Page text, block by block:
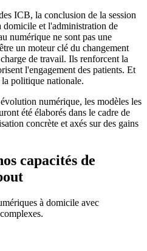
ICB, la conclusion de la session
domicile et l'administration de
numérique ne sont pas une
un moteur clé du changement
de travail. Ils renforcent la
l'engagement des patients. Et
politique nationale.
numérique, les modèles les
été élaborés dans le cadre de
concrète et axés sur des gains
capacités de
à domicile avec